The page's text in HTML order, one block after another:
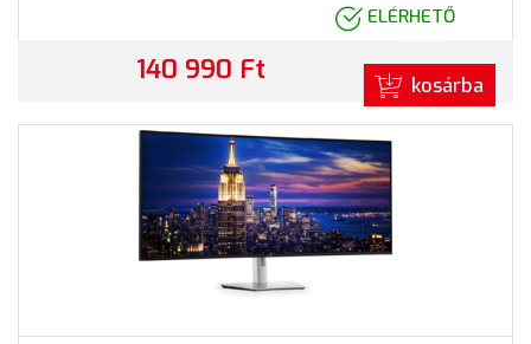
ELÉRHETŐ
140 990 Ft kosárba